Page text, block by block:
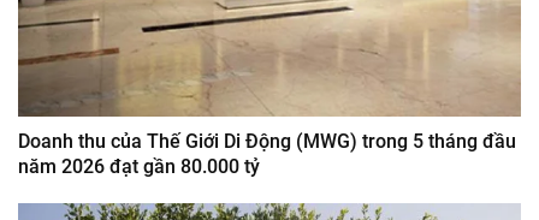
Doanh thu của Thế Giới Di Động (MWG) trong 5 tháng đầu
năm 2026 đạt gần 80.000 tỷ